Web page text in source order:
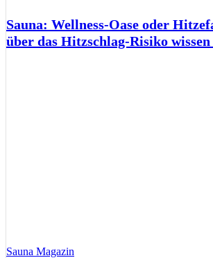
Sauna: Wellness-Oase oder
über das Hitzschlag-Risiko wissen
Sauna Magazin